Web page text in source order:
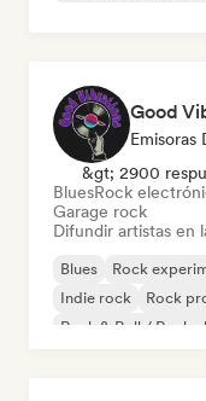
Good
Emisoras
&gt; 2900
BluesRock
Garage rock
Difundir artistas en
Blues Rock
Indie rock
Rock
Rock & Roll / Rock